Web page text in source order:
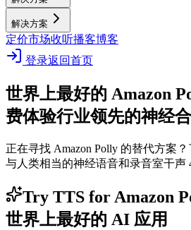
解决方案
定价市场收听播客博客
登录返回首页
世界上最好的 Amazon
费体验行业领先的神经
正在寻找 Amazon Polly 的替代方案
与人类相当的神经语音和录音室干声
Try TTS for Amazon
世界上最好的 AI 应用